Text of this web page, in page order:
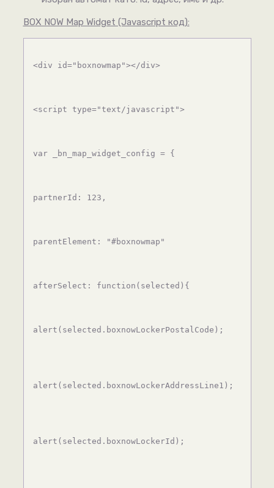
BOX NOW Map Widget (Javascript код):
<div id="boxnowmap"></div>
<script type="text/javascript">
var _bn_map_widget_config = {
partnerId: 123,
parentElement: "#boxnowmap"
afterSelect: function(selected){
alert(selected.boxnowLockerPostalCode);
alert(selected.boxnowLockerAddressLine1);
alert(selected.boxnowLockerId);